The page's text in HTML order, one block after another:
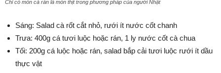
Chỉ có món cá rán là món thịt trong phương pháp của người Nhật
Sáng: Salad cà rốt cắt nhỏ, rưới ít nước cốt chanh
Trưa: 400g cá tươi luộc hoặc rán, 1 ly nước cốt cà chua
Tối: 200g cá luộc hoặc rán, salad bắp cải tươi luộc rưới ít dầu
thực vật